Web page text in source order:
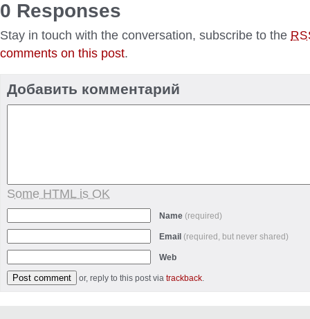
0 Responses
Stay in touch with the conversation, subscribe to the
comments on this post.
Добавить комментарий
Some HTML is OK
Name (required)
Email (required, but never shared)
Web
or, reply to this post via trackback.